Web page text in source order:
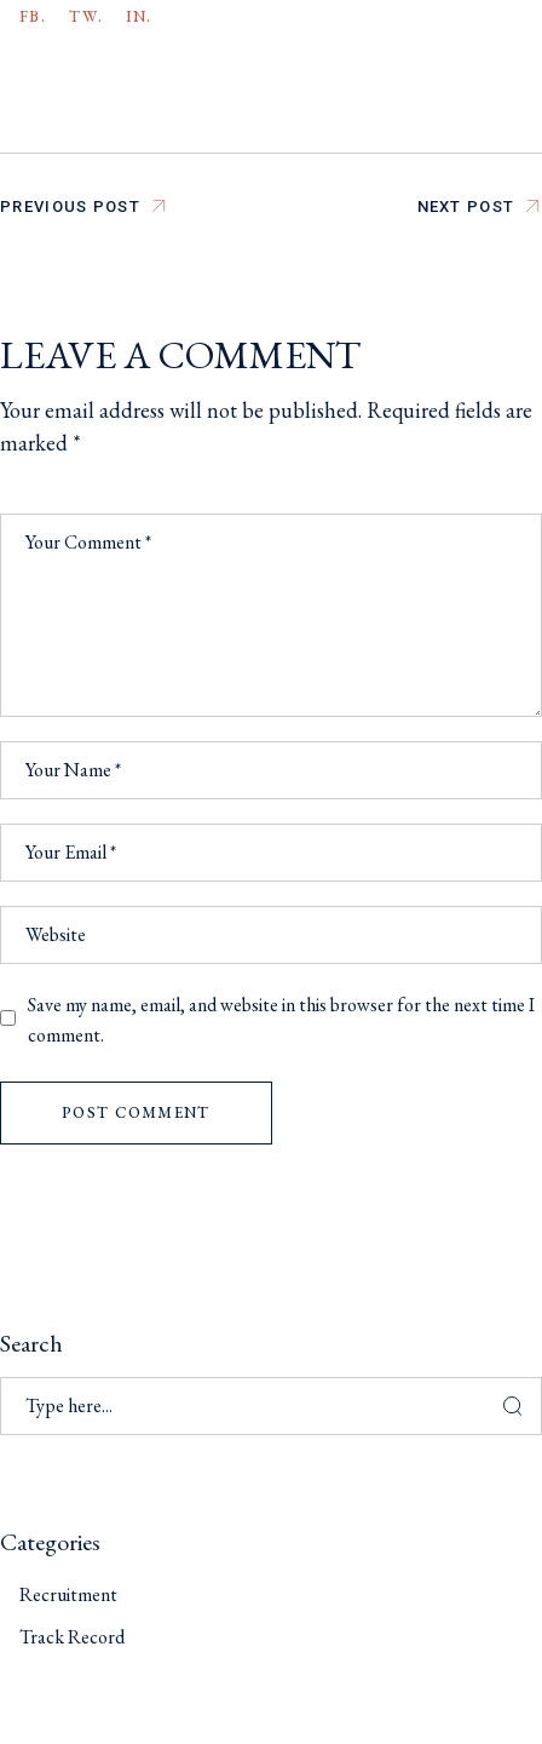
FB. TW. IN.
PREVIOUS POST NEXT POST
LEAVE A COMMENT
Your email address will not be published. Required fields are
marked *
Save my name, email, and website in this browser for the next time I
comment.
POST COMMENT
Search
Categories
Recruitment
Track Record